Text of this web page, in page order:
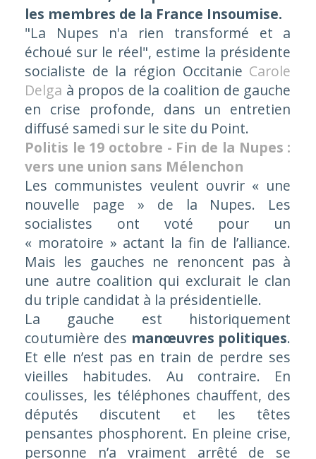
les membres de la France Insoumise.
"La Nupes n'a rien transformé et a
échoué sur le réel", estime la présidente
socialiste de la région Occitanie Carole
Delga à propos de la coalition de gauche
en crise profonde, dans un entretien
diffusé samedi sur le site du Point.
Politis le 19 octobre - Fin de la Nupes :
vers une union sans Mélenchon
Les communistes veulent ouvrir « une
nouvelle page » de la Nupes. Les
socialistes ont voté pour un
« moratoire » actant la fin de l’alliance.
Mais les gauches ne renoncent pas à
une autre coalition qui exclurait le clan
du triple candidat à la présidentielle.
La gauche est historiquement
coutumière des manœuvres politiques.
Et elle n’est pas en train de perdre ses
vieilles habitudes. Au contraire. En
coulisses, les téléphones chauffent, des
députés discutent et les têtes
pensantes phosphorent. En pleine crise,
personne n’a vraiment arrêté de se